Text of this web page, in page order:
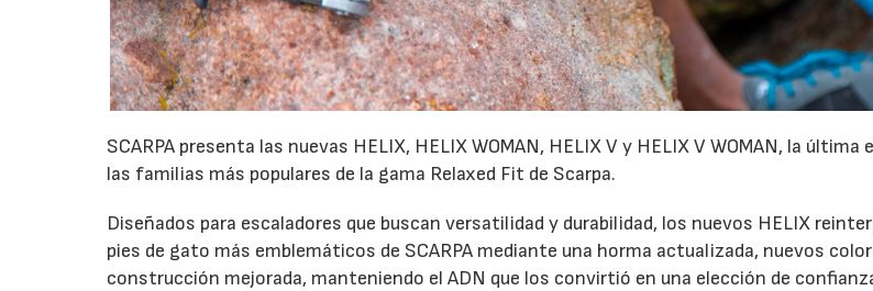
SCARPA presenta las nuevas HELIX, HELIX WOMAN, HELIX V y HELIX V WOMAN, la última
las familias más populares de la gama Relaxed Fit de Scarpa.
Diseñados para escaladores que buscan versatilidad y durabilidad, los nuevos HELIX
pies de gato más emblemáticos de SCARPA mediante una horma actualizada, nuevos
construcción mejorada, manteniendo el ADN que los convirtió en una elección de